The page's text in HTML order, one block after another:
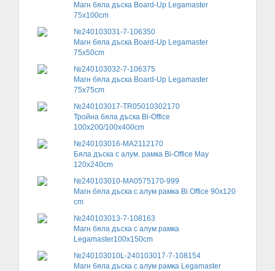
Магн бяла дъска Board-Up Legamaster
75х100cm
№240103031-7-106350
Магн бяла дъска Board-Up Legamaster
75х50cm
№240103032-7-106375
Магн бяла дъска Board-Up Legamaster
75х75cm
№240103017-TR05010302170
Тройна бяла дъска Bi-Office
100x200/100x400cm
№240103016-MA2112170
Бяла дъска с алум. рамка Bi-Office May
120х240cm
№240103010-MA0575170-999
Магн бяла дъска с алум рамка Bi Office 90х120
cm
№240103013-7-108163
Магн бяла дъска с алум рамка
Legamaster100x150cm
№240103010L-240103017-7-108154
Магн бяла дъска с алум рамка Legamaster